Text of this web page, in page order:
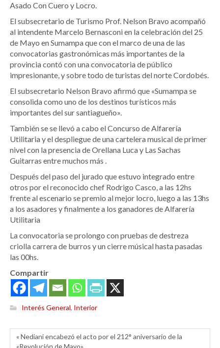
Asado Con Cuero y Locro.
El subsecretario de Turismo Prof. Nelson Bravo acompañó
al intendente Marcelo Bernasconi en la celebración del 25
de Mayo en Sumampa que con el marco de una de las
convocatorias gastronómicas más importantes de la
provincia contó con una convocatoria de público
impresionante, y sobre todo de turistas del norte Cordobés.
El subsecretario Nelson Bravo afirmó que «Sumampa se
consolida como uno de los destinos turísticos más
importantes del sur santiagueño».
También se se llevó a cabo el Concurso de Alfarería
Utilitaria y el despliegue de una cartelera musical de primer
nivel con la presencia de Orellana Luca y Las Sachas
Guitarras entre muchos más .
Después del paso del jurado que estuvo integrado entre
otros por el reconocido chef Rodrigo Casco, a las 12hs
frente al escenario se premio al mejor locro, luego a las 13hs
a los asadores y finalmente a los ganadores de Alfarería
Utilitaria
La convocatoria se prolongo con pruebas de destreza
criolla carrera de burros y un cierre músical hasta pasadas
las 00hs.
Compartir
Interés General, Interior
« Nediani encabezó el acto por el 212° aniversario de la